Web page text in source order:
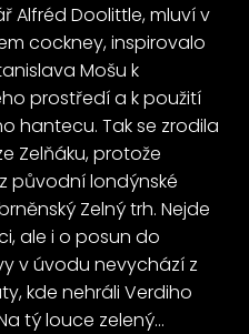
Alfréd Doolittle, mluví v
cockney, inspirovalo
Mošu k
prostředí a k použití
hantecu. Tak se zrodila
Zelňáku, protože
původní londýnské
Zelný trh. Nejde
ale i o posun do
v úvodu nevychází z
kde nehráli Verdiho
tý louce zelený…